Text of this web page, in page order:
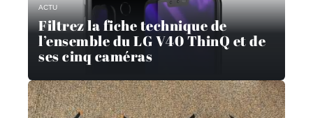
ACTU
Filtrez la fiche technique de
l’ensemble du LG V40 ThinQ et de
ses cinq caméras